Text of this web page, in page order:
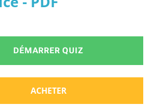
DÉMARRER QUIZ
ACHETER